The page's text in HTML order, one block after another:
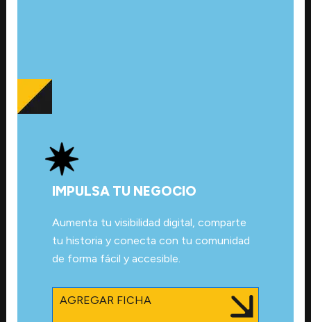
IMPULSA TU NEGOCIO
Aumenta tu visibilidad digital, comparte
tu historia y conecta con tu comunidad
de forma fácil y accesible.
AGREGAR FICHA